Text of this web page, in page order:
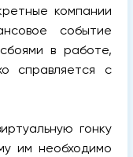
компании
событие
в работе,
справляется с
гонку
им необходимо